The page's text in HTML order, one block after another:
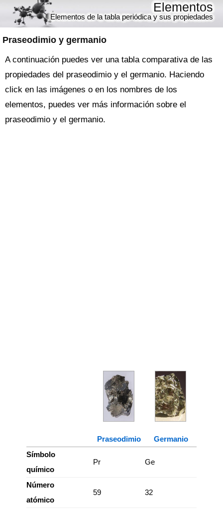
Praseodimio y germanio
Elementos
Elementos de la tabla periódica y sus propiedades
A continuación puedes ver una tabla comparativa de las
propiedades del praseodimio y el germanio. Haciendo
click en las imágenes o en los nombres de los
elementos, puedes ver más información sobre el
praseodimio y el germanio.
Praseodimio
Germanio
Símbolo
químico
Pr Ge
Número
atómico
59 32